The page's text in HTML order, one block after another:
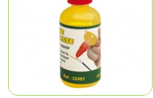
Gants
Chaussures
Shorts
Chemises